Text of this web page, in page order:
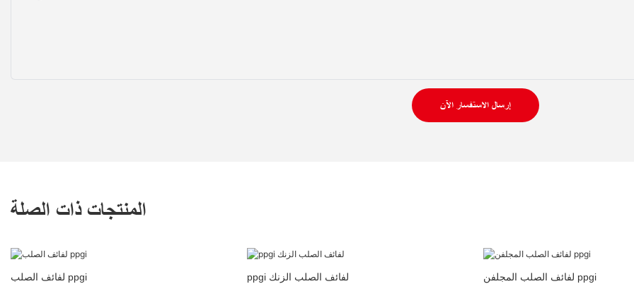
إرسال الاستفسار الآن
المنتجات ذات الصلة
لفائف الصلب ppgi ppgi لفائف الصلب الزنك لفائف الصلب المجلفن ppgi